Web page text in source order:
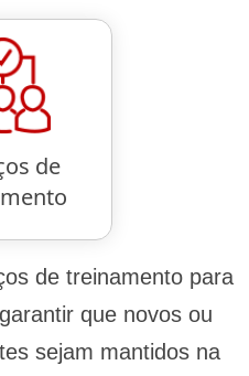
de
de treinamento para
que novos ou
sejam mantidos na